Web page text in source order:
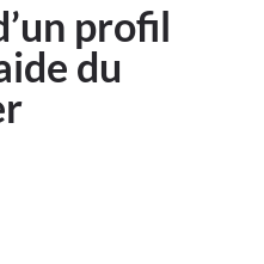
profil
du